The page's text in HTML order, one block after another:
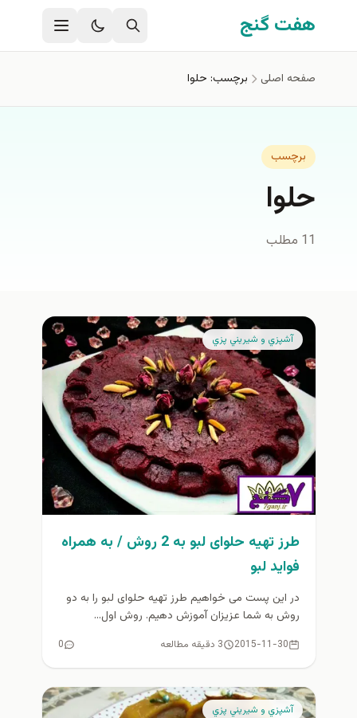
رفتن به محتوای اصلی
هفت گنج
صفحه اصلی برچسب: حلوا
برچسب
حلوا
11 مطلب
آشپزي و شيريني پزي
طرز تهیه حلوای لبو به 2 روش / به همراه
فواید لبو
در این پست می خواهیم طرز تهیه حلوای لبو را به دو
روش به شما عزیزان آموزش دهیم. روش اول...
2015-11-30 3 دقیقه مطالعه 0
آشپزي و شيريني پزي